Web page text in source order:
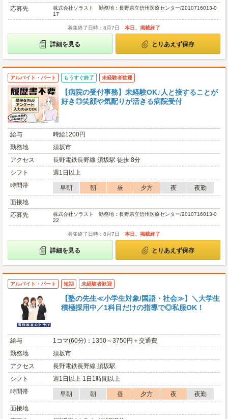
応募先
株式会社ソラスト 勤務地：長野県立信州医療センター/2010716013-0
17
募集終了日時：8月7日 本日、掲載終了
詳細を見る とりあえず保存
アルバイト・パート もうすぐ終了 未経験者歓迎
【病院の受付事務】未経験OK♪人と接することが
好き◎笑顔や気配りが活きる病院受付
給与
時給1200円
勤務地
須坂市
アクセス
長野電鉄長野線 須坂駅 徒歩 8分
シフト
週1日以上
時間帯
早朝 朝 昼 夕方 夜
夜勤
面接地
応募先
株式会社ソラスト 勤務地：長野県立信州医療センター/2010716013-0
22
募集終了日時：8月7日 本日、掲載終了
詳細を見る とりあえず保存
アルバイト・パート 短期 未経験者歓迎
【塾の先生≪小学生対象/国語・社会≫】＼大学生
積極採用中／1科目だけの指導で◎私服OK！
給与
1コマ(60分)：1350～3750円＋交通費
勤務地
須坂市
アクセス
長野電鉄長野線 須坂駅
シフト
週1日以上 1日1時間以上
時間帯
早朝 朝 昼 夕方 夜
夜勤
面接地